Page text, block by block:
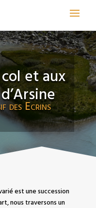
et aux
des Ecrins
est une succession
nous traversons un